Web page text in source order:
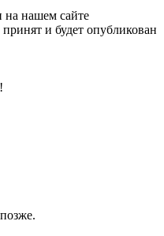
на нашем сайте
и будет опубликован